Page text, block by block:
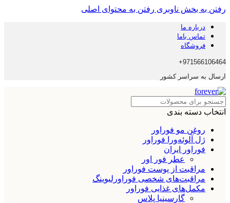
رفتن به بخش ناوبری رفتن به محتوای اصلی
درباره ما
تماس باما
فروشگاه
971566106464+
ارسال به سراسر کشور
انتخاب دسته بندی
روغن مو فوراور
ژل آلوئه‌ورا فوراور
فوراور ایران
عطر فور اور
مراقبت از پوست فوراور
مراقبت‌های شخصی فوراورلیوینگ
مکمل‌های غذایی فوراور
گارسینیا پلاس